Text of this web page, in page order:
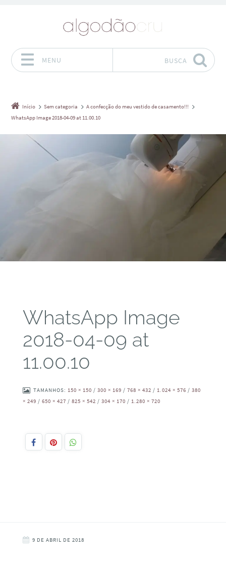
MENU BUSCA
Início Sem categoria
A confecção do meu vestido de casamento!!!
WhatsApp Image 2018-04-09 at 11.00.10
WhatsApp Image
2018-04-09 at
11.00.10
TAMANHOS: 150 × 150 / 300 × 169 / 768 × 432 / 1.024 × 576 / 380
× 249 / 650 × 427 / 825 × 542 / 304 × 170 / 1.280 × 720
9 DE ABRIL DE 2018